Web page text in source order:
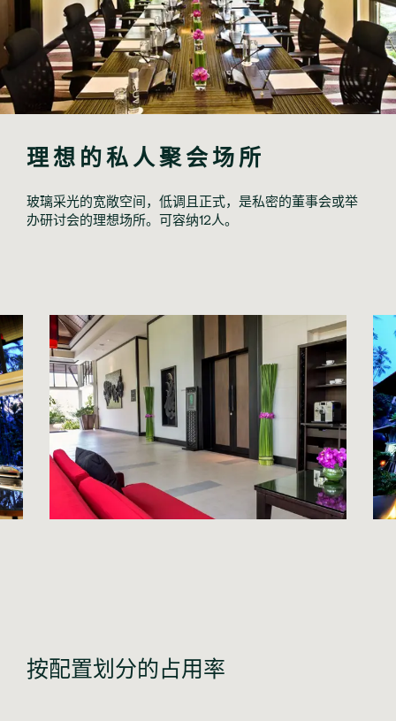
理想的私人聚会场所
玻璃采光的宽敞空间，低调且正式，是私密的董事会或举
办研讨会的理想场所。可容纳12人。
按配置划分的占用率